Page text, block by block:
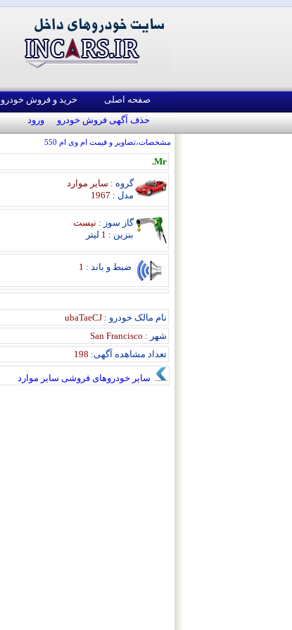
صفحه اصلی خرید و فروش خودرو
حذف آگهی فروش خودرو
ورود
مشخصات،تصاویر و قیمت ام وی ام 550
Mr.
گروه : سایر موارد
مدل : 1967
گاز سوز : نیست
بنزین : 1 لیتر
ضبط و باند : 1
نام مالک خودرو : ubaTaeCJ
شهر : San Francisco
تعداد مشاهده آگهی: 198
سایر خودروهای فروشی سایر موارد